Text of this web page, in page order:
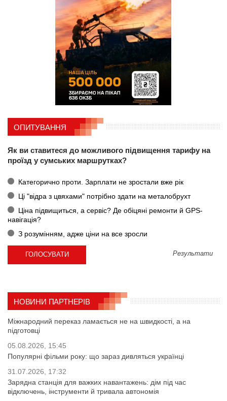
ОПИТУВАННЯ
Як ви ставитеся до можливого підвищення тарифу на
проїзд у сумських маршрутках?
Категорично проти. Зарплати не зростали вже рік
Ці "відра з цвяхами" потрібно здати на металобрухт
Ціна підвищиться, а сервіс? Де обіцяні ремонти й GPS-
навігація?
З розумінням, адже ціни на все зросли
Результати
НОВИНИ ПАРТНЕРІВ
Міжнародний переказ ламається не на швидкості, а на
підготовці
05.08.2026, 15:45
Популярні фільми року: що зараз дивляться українці
31.07.2026, 17:32
Зарядна станція для важких навантажень: дім під час
відключень, інструменти й тривала автономія